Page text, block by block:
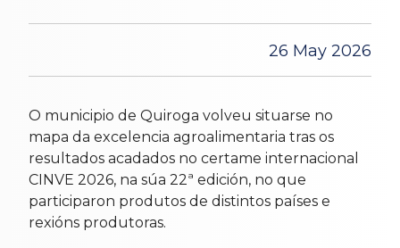
26 May 2026
O municipio de Quiroga volveu situarse no
mapa da excelencia agroalimentaria tras os
resultados acadados no certame internacional
CINVE 2026, na súa 22ª edición, no que
participaron produtos de distintos países e
rexións produtoras.